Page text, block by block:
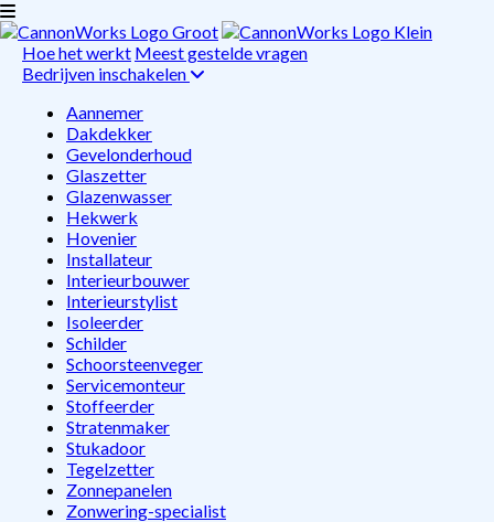
Hoe het werkt Meest gestelde vragen
Bedrijven inschakelen
Aannemer
Dakdekker
Gevelonderhoud
Glaszetter
Glazenwasser
Hekwerk
Hovenier
Installateur
Interieurbouwer
Interieurstylist
Isoleerder
Schilder
Schoorsteenveger
Servicemonteur
Stoffeerder
Stratenmaker
Stukadoor
Tegelzetter
Zonnepanelen
Zonwering-specialist